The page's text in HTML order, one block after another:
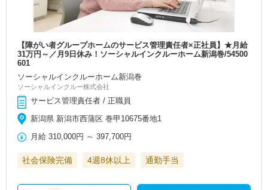
【障がい者グループホームのサービス管理責任者×正社員】★月給
31万円～／月9日休み！ソーシャルインクルーホーム新潟巻/54500
601
ソーシャルインクルーホーム新潟巻
ソーシャルインクルー株式会社
サービス管理責任者 / 正職員
新潟県 新潟市西蒲区 巻甲10675番地1
月給 310,000円 ～397,700円
社会保険完備 4週8休以上 通勤手当